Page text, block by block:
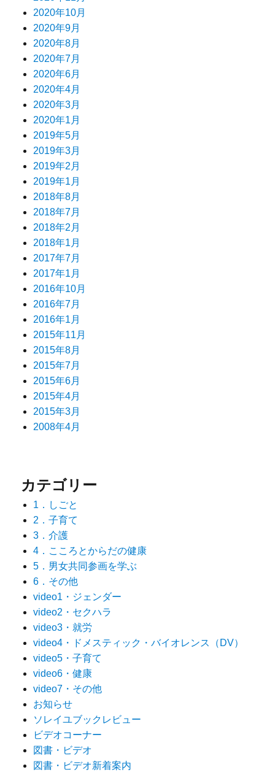
2020年10月
2020年9月
2020年8月
2020年7月
2020年6月
2020年4月
2020年3月
2020年1月
2019年5月
2019年3月
2019年2月
2019年1月
2018年8月
2018年7月
2018年2月
2018年1月
2017年7月
2017年1月
2016年10月
2016年7月
2016年1月
2015年11月
2015年8月
2015年7月
2015年6月
2015年4月
2015年3月
2008年4月
カテゴリー
1．しごと
2．子育て
3．介護
4．こころとからだの健康
5．男女共同参画を学ぶ
6．その他
video1・ジェンダー
video2・セクハラ
video3・就労
video4・ドメスティック・バイオレンス（DV）
video5・子育て
video6・健康
video7・その他
お知らせ
ソレイユブックレビュー
ビデオコーナー
図書・ビデオ
図書・ビデオ新着案内